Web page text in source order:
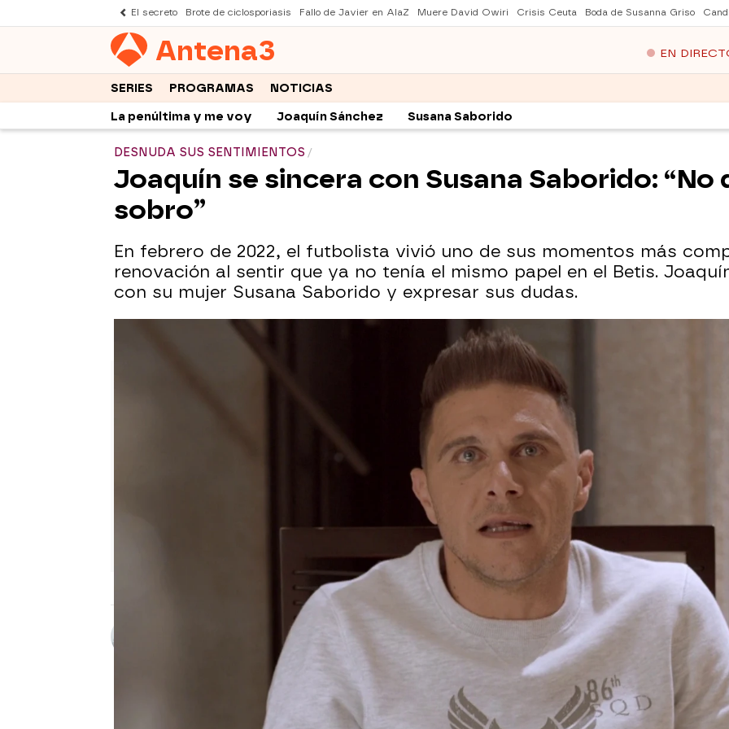
El secreto Brote de ciclosporiasis Fallo de Javier en AlaZ Muere David Owiri Crisis Ceuta Boda de Susanna Griso
Antena3 EN
SERIES PROGRAMAS NOTICIAS
La penúltima y me voy Joaquín Sánchez Susana Saborido
DESNUDA SUS SENTIMIENTOS
Joaquín se sincera con Susana Saborido:
sobro”
En febrero de 2022, el futbolista vivió uno de sus momentos más
renovación al sentir que ya no tenía el mismo papel en el Betis.
con su mujer Susana Saborido y expresar sus dudas.
Joaquín anuncia su retirada del fútbol: "El arte es eterno"
10 de marzo de 2023, 17:04 WhatsappFacebook
“Joaquín, si yo voy a verte y si no te veo jugar, a mí se me
parte el alma” le confesaba su mujer al capitán del Betis.